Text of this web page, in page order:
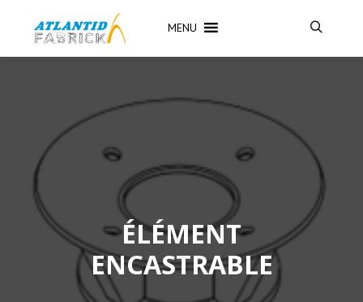
MENU
ÉLÉMENT
ENCASTRABLE